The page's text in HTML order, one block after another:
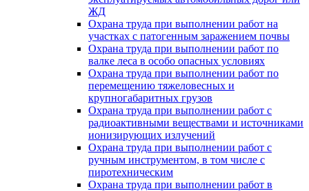
ЖД
Охрана труда при выполнении работ на
участках с патогенным заражением почвы
Охрана труда при выполнении работ по
валке леса в особо опасных условиях
Охрана труда при выполнении работ по
перемещению тяжеловесных и
крупногабаритных грузов
Охрана труда при выполнении работ с
радиоактивными веществами и источниками
ионизирующих излучений
Охрана труда при выполнении работ с
ручным инструментом, в том числе с
пиротехническим
Охрана труда при выполнении работ в